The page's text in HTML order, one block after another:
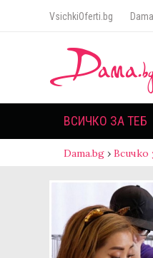
VsichkiOferti.bg
ВСИЧКО ЗА ТЕБ
Dama.bg › Всичко